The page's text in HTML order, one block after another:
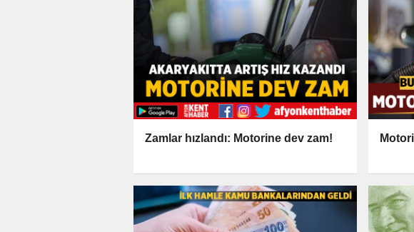
Zamlar hızlandı: Motorine dev zam!